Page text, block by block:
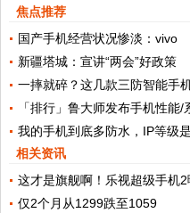
焦点推荐
国产手机经营状况惨淡：vivo
新疆塔城：宣讲“两会”好政策
一摔就碎？这几款三防智能手
「排行」鲁大师发布手机性能/
我的手机到底多防水，IP等级是
相关资讯
这才是旗舰啊！乐视超级手机2
仅2个月从1299跌至1059